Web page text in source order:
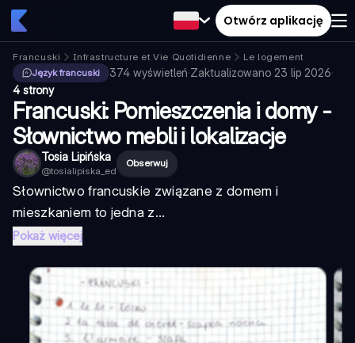
Otwórz aplikację
Francuski Infrastructure et Vie Quotidienne
Le logement
Język francuski
374 wyświetleń·Zaktualizowano 23 lip 2026·
4 strony
Francuski: Pomieszczenia i domy -
Słownictwo mebli i lokalizacje
Tosia Lipińska
@tosialipiska_ed
Obserwuj
Słownictwo francuskie związane z domem i
mieszkaniem to jedna z...
Pokaż więcej